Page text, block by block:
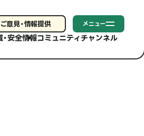
ご意見・情報提供 メニュー
安全情報コミュニティチャンネル